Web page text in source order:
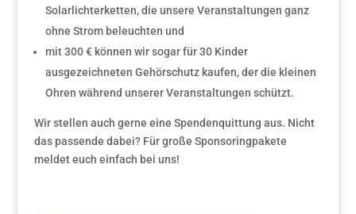
Solarlichterketten, die unsere Veranstaltungen ganz
ohne Strom beleuchten und
mit 300 € können wir sogar für 30 Kinder
ausgezeichneten Gehörschutz kaufen, der die kleinen
Ohren während unserer Veranstaltungen schützt.
Wir stellen auch gerne eine Spendenquittung aus. Nicht
das passende dabei? Für große Sponsoringpakete
meldet euch einfach bei uns!